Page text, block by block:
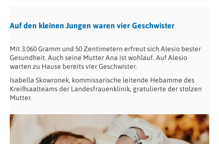
Auf den kleinen Jungen waren vier Geschwister
Mit 3.060 Gramm und 50 Zentimetern erfreut sich Alesio bester
Gesundheit. Auch seine Mutter Ana ist wohlauf. Auf Alesio
warten zu Hause bereits vier Geschwister.
Isabella Skowronek, kommissarische leitende Hebamme des
Kreißsaalteams der Landesfrauenklinik, gratulierte der stolzen
Mutter.